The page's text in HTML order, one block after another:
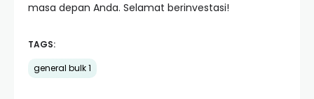
masa depan Anda. Selamat berinvestasi!
TAGS:
general bulk 1